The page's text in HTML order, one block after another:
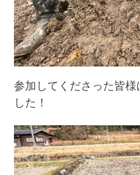
参加してくださった皆
した！